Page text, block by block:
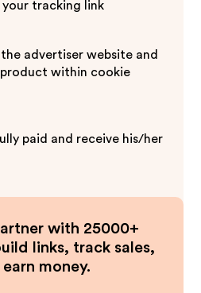
your tracking link
the advertiser website and
product within cookie
paid and receive his/her
with 25000+
links, track sales,
money.